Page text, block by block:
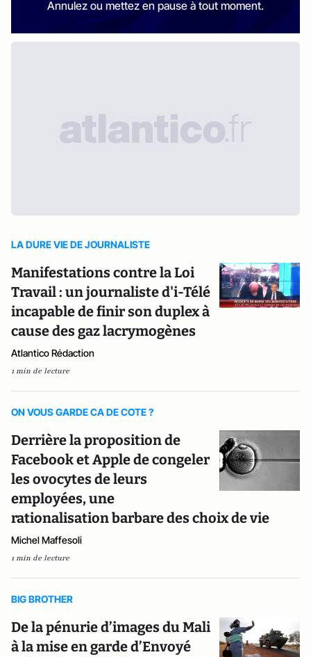
Annulez ou mettez en pause à tout moment.
LA DURE VIE DE JOURNALISTE
Manifestations contre la Loi
Travail : un journaliste d'i-Télé
incapable de finir son duplex à
cause des gaz lacrymogènes
Atlantico Rédaction
1 min de lecture
ON VOUS GARDE CA DE COTE ?
Derrière la proposition de
Facebook et Apple de congeler
les ovocytes de leurs
employées, une
rationalisation barbare des choix de vie
Michel Maffesoli
1 min de lecture
BIG BROTHER
De la pénurie d’images du Mali
à la mise en garde d’Envoyé